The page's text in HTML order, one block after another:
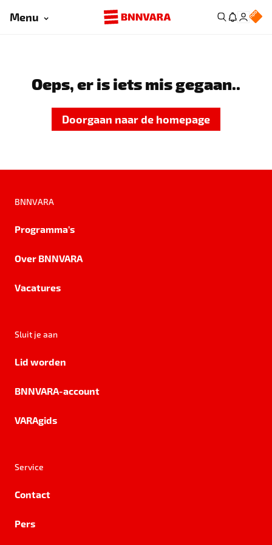
Menu
Oeps, er is iets mis gegaan..
Doorgaan naar de homepage
BNNVARA
Programma's
Over BNNVARA
Vacatures
Sluit je aan
Lid worden
BNNVARA-account
VARAgids
Service
Contact
Pers